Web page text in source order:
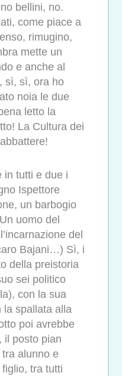
bellini, no.
come piace a
rimugino,
mette un
e anche al
sì, sì, ora ho
noia le due
letto la
La Cultura dei
in tutti e due i
Ispettore
un barbogio
uomo del
del
Bajani…) Sì, i
della preistoria
sei politico
con la sua
la spallata alla
poi avrebbe
il posto pian
tra alunno e
tra tutti